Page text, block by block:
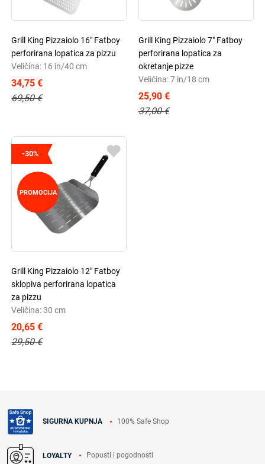
Grill King Pizzaiolo 16" Fatboy
perforirana lopatica za pizzu
Veličina: 16 in/40 cm
34,75 €
69,50 €
Grill King Pizzaiolo 7" Fatboy
perforirana lopatica za
okretanje pizze
Veličina: 7 in/18 cm
25,90 €
37,00 €
-30%
PROMOCIJA
Grill King Pizzaiolo 12" Fatboy
sklopiva perforirana lopatica
za pizzu
Veličina: 30 cm
20,65 €
29,50 €
SIGURNA KUPNJA 100% Safe Shop
LOYALTY Popusti i pogodnosti